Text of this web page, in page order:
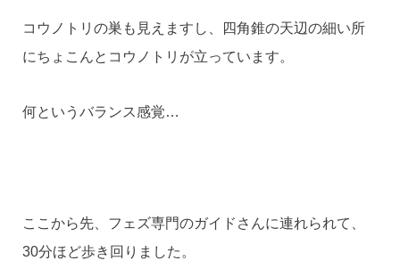
コウノトリの巣も見えますし、四角錐の天辺の細い所
にちょこんとコウノトリが立っています。
何というバランス感覚…
ここから先、フェズ専門のガイドさんに連れられて、
30分ほど歩き回りました。